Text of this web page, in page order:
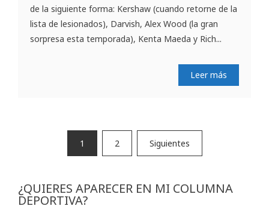
de la siguiente forma: Kershaw (cuando retorne de la
lista de lesionados), Darvish, Alex Wood (la gran
sorpresa esta temporada), Kenta Maeda y Rich...
Leer más
Paginación
entradas
1 2 Siguientes
¿QUIERES APARECER EN MI COLUMNA
DEPORTIVA?